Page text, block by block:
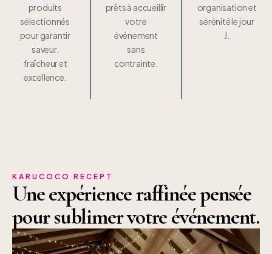
produits
sélectionnés
pour garantir
saveur,
fraîcheur et
excellence.
prêts à accueillir
votre
événement
sans
contrainte.
organisation et
sérénité le jour
J.
KARUCOCO RECEPT
Une expérience raffinée pensée
pour sublimer votre événement.